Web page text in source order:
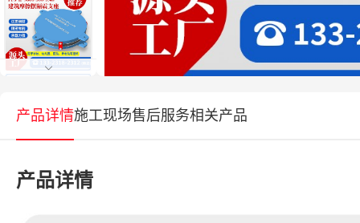
产品详情施工现场售后服务相关产品
产品详情